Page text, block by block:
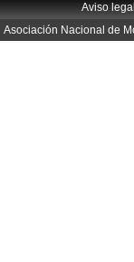
Aviso
Asociación Nacional de